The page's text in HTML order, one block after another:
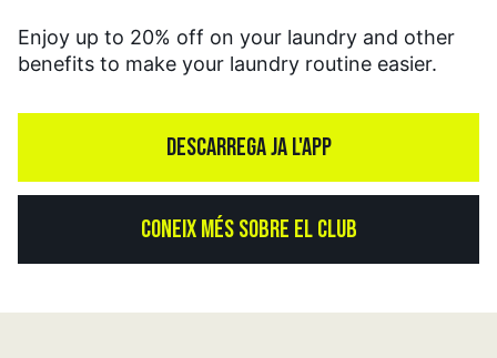
Enjoy up to 20% off on your laundry and other
benefits to make your laundry routine easier.
DESCARREGA JA L'APP
CONEIX MÉS SOBRE EL CLUB